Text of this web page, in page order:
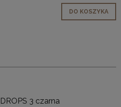
DO KOSZYKA
3 czarna